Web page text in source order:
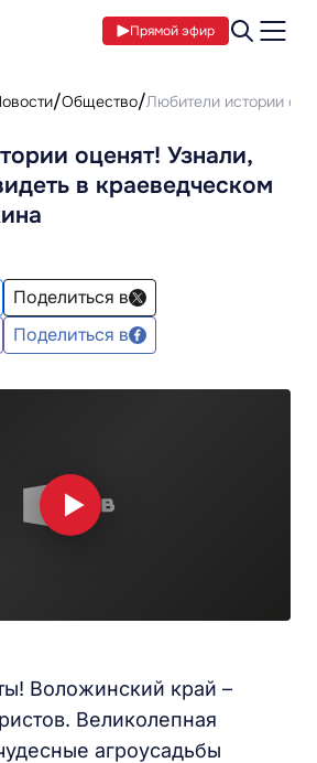
Прямой эфир
Общество Любители истории
оценят! Узнали,
в краеведческом
Поделиться в
Поделиться в
Воложинский край –
Великолепная
агроусадьбы